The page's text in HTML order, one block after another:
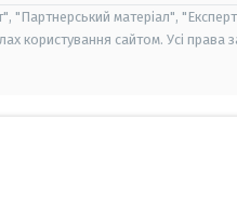
"Партнерський матеріал",
користування сайтом. Усі права